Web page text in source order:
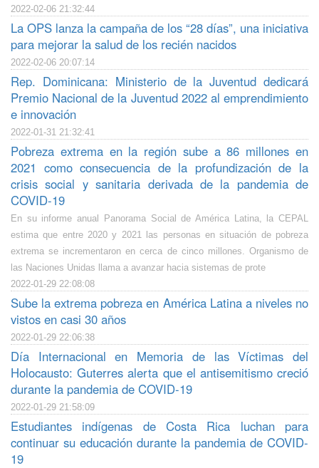
2022-02-06 21:32:44
La OPS lanza la campaña de los “28 días”, una iniciativa
para mejorar la salud de los recién nacidos
2022-02-06 20:07:14
Rep. Dominicana: Ministerio de la Juventud dedicará
Premio Nacional de la Juventud 2022 al emprendimiento
e innovación
2022-01-31 21:32:41
Pobreza extrema en la región sube a 86 millones en
2021 como consecuencia de la profundización de la
crisis social y sanitaria derivada de la pandemia de
COVID-19
En su informe anual Panorama Social de América Latina, la CEPAL
estima que entre 2020 y 2021 las personas en situación de pobreza
extrema se incrementaron en cerca de cinco millones. Organismo de
las Naciones Unidas llama a avanzar hacia sistemas de prote
2022-01-29 22:08:08
Sube la extrema pobreza en América Latina a niveles no
vistos en casi 30 años
2022-01-29 22:06:38
Día Internacional en Memoria de las Víctimas del
Holocausto: Guterres alerta que el antisemitismo creció
durante la pandemia de COVID-19
2022-01-29 21:58:09
Estudiantes indígenas de Costa Rica luchan para
continuar su educación durante la pandemia de COVID-
19